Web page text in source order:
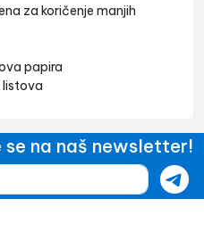
za koričenje manjih
papira
listova
na naš newsletter!